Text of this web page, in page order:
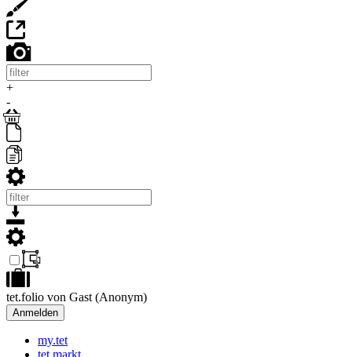
+
-
tet.folio von Gast (Anonym)
Anmelden
my.tet
tet.markt